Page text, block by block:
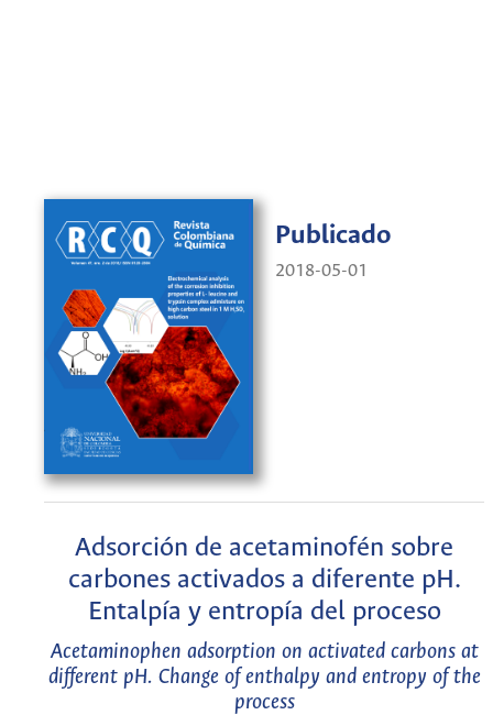
Publicado
2018-05-01
Adsorción de acetaminofén sobre
carbones activados a diferente pH.
Entalpía y entropía del proceso
Acetaminophen adsorption on activated carbons at
different pH. Change of enthalpy and entropy of the
process